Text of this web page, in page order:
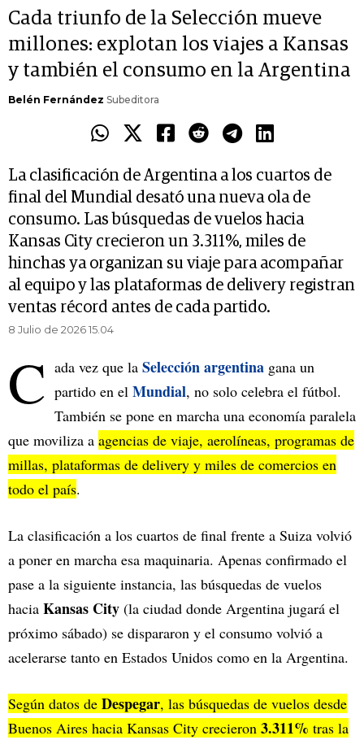
Cada triunfo de la Selección mueve
millones: explotan los viajes a Kansas
y también el consumo en la Argentina
Belén Fernández Subeditora
La clasificación de Argentina a los cuartos de
final del Mundial desató una nueva ola de
consumo. Las búsquedas de vuelos hacia
Kansas City crecieron un 3.311%, miles de
hinchas ya organizan su viaje para acompañar
al equipo y las plataformas de delivery registran
ventas récord antes de cada partido.
8 Julio de 2026 15.04
C ada vez que la Selección argentina gana un
partido en el Mundial, no solo celebra el fútbol.
También se pone en marcha una economía paralela
que moviliza a agencias de viaje, aerolíneas, programas de
millas, plataformas de delivery y miles de comercios en
todo el país.
La clasificación a los cuartos de final frente a Suiza volvió
a poner en marcha esa maquinaria. Apenas confirmado el
pase a la siguiente instancia, las búsquedas de vuelos
hacia Kansas City (la ciudad donde Argentina jugará el
próximo sábado) se dispararon y el consumo volvió a
acelerarse tanto en Estados Unidos como en la Argentina.
Según datos de Despegar, las búsquedas de vuelos desde
Buenos Aires hacia Kansas City crecieron 3.311% tras la